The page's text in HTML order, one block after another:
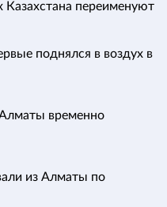
переименуют
поднялся в воздух в
временно
из Алматы по